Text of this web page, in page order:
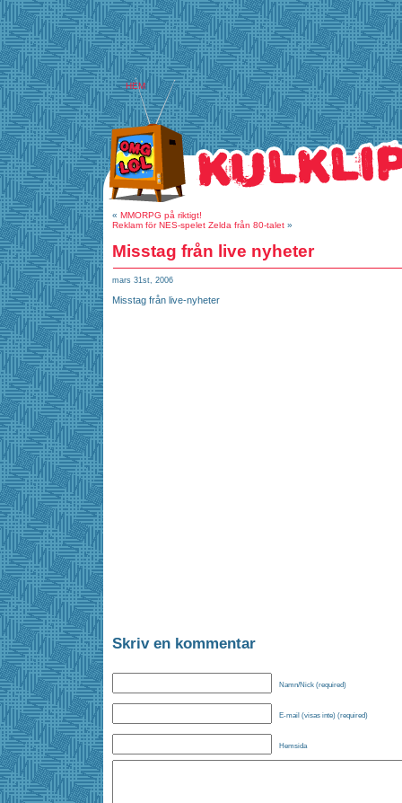
HEM
« MMORPG på riktigt!
Reklam för NES-spelet Zelda från 80-talet »
Misstag från live nyheter
mars 31st, 2006
Misstag från live-nyheter
Skriv en kommentar
Namn/Nick (required)
E-mail (visas inte) (required)
Hemsida